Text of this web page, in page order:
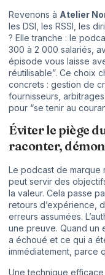
Revenons à Atelier
les DSI, les RSSI, les
? Elle tranche : le
300 à 2 000 salariés,
épisode vous laisse
réutilisable”. Ce choix
concrets : gestion de
fournisseurs,
pour “se tenir au
Éviter le piège
raconter,
Le podcast de marque
peut servir des
la valeur. Cela passe
retours d’expérience,
erreurs assumées.
une preuve. Quand un
a échoué et ce qui a
immédiatement, parce
Une technique